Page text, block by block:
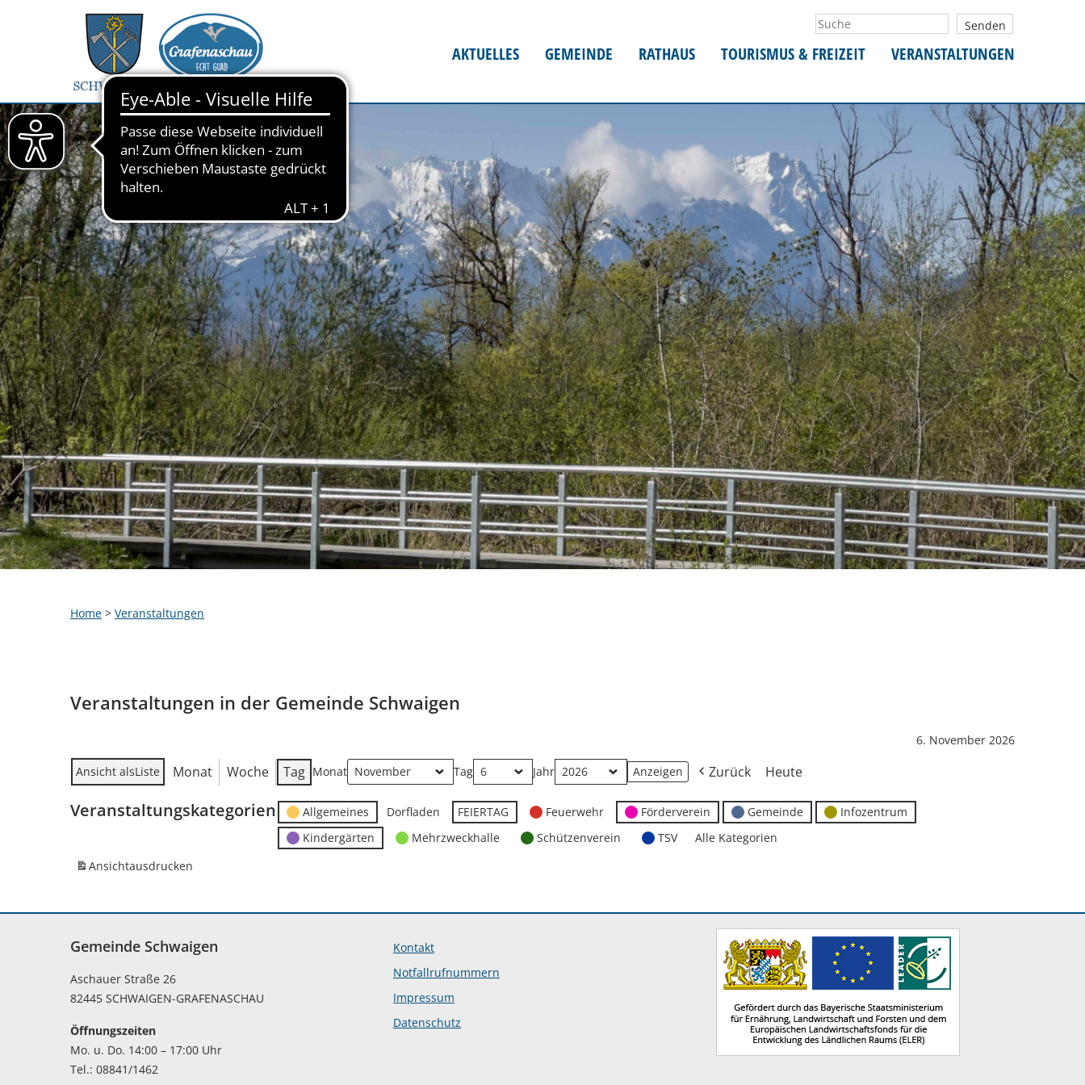
AKTUELLES GEMEINDE RATHAUS TOURISMUS & FREIZEIT VERANSTALTUNGEN
Home > Veranstaltungen
Veranstaltungen in der Gemeinde Schwaigen
6. November 2026
Ansicht alsListe Monat Woche Tag Monat Tag Jahr Zurück Heute
Veranstaltungskategorien Allgemeines Dorfladen FEIERTAG Feuerwehr Förderverein Gemeinde
Infozentrum
Kindergärten
Mehrzweckhalle Schützenverein TSV
Alle Kategorien
Ansichtausdrucken
Gemeinde Schwaigen
Aschauer Straße 26
82445 SCHWAIGEN-GRAFENASCHAU
Öffnungszeiten
Mo. u. Do. 14:00 – 17:00 Uhr
Tel.: 08841/1462
Kontakt
Notfallrufnummern
Impressum
Datenschutz